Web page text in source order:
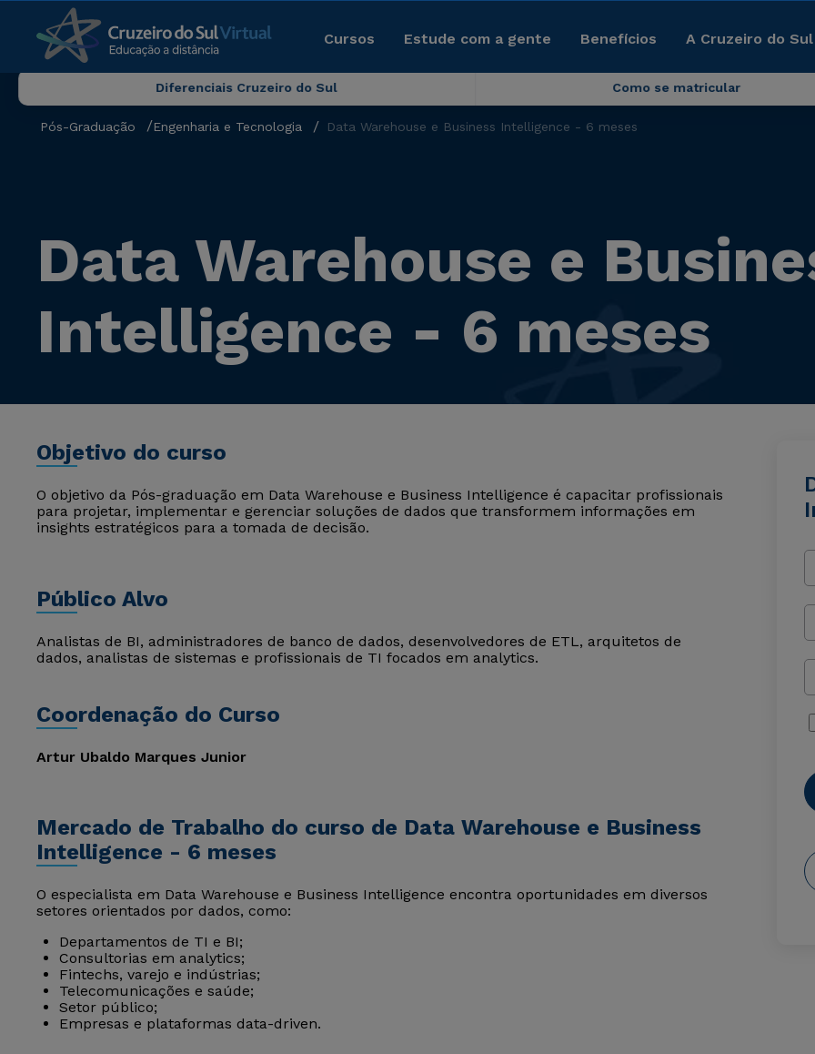
Cursos Estude com a gente Benefícios A Cruzeiro do
Diferenciais Cruzeiro do Sul Como se matricular
Pós-Graduação Engenharia e Tecnologia Data Warehouse e Business Intelligence - 6 meses
Data Warehouse e
Intelligence - 6 meses
Objetivo do curso
O objetivo da Pós-graduação em Data Warehouse e Business Intelligence é capacitar profissionais
para projetar, implementar e gerenciar soluções de dados que transformem informações em
insights estratégicos para a tomada de decisão.
Público Alvo
Analistas de BI, administradores de banco de dados, desenvolvedores de ETL, arquitetos de
dados, analistas de sistemas e profissionais de TI focados em analytics.
Coordenação do Curso
Artur Ubaldo Marques Junior
Mercado de Trabalho do curso de Data Warehouse e Business
Intelligence - 6 meses
O especialista em Data Warehouse e Business Intelligence encontra oportunidades em diversos
setores orientados por dados, como:
Departamentos de TI e BI;
Consultorias em analytics;
Fintechs, varejo e indústrias;
Telecomunicações e saúde;
Setor público;
Empresas e plataformas data-driven.